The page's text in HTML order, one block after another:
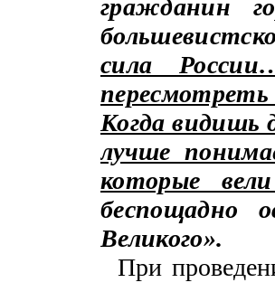
гражданин
сила
Когда видишь
лучше
которые
беспощадно
Великого».
При